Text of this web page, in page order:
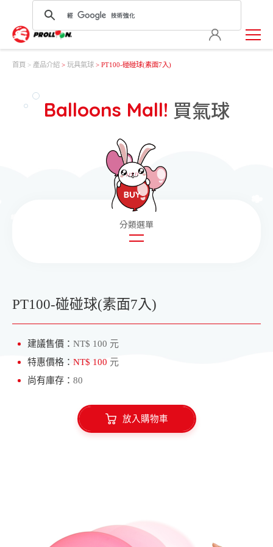
首頁 產品介紹 > 玩具氣球 > PT100-碰碰球(素面7入)
Balloons Mall! 買氣球
PT100-碰碰球(素面7入)
建議售價： NT$ 100 元
特惠價格： NT$ 100 元
尚有庫存： 80
放入購物車